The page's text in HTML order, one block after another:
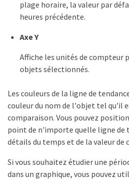
plage horaire, la valeur par
heures précédente.
Axe Y
Affiche les unités de compteur
objets sélectionnés.
Les couleurs de la ligne de
couleur du nom de l'objet tel qu'il
comparaison. Vous pouvez
point de n'importe quelle ligne de
détails du temps et de la valeur de
Si vous souhaitez étudier une
dans un graphique, vous pouvez